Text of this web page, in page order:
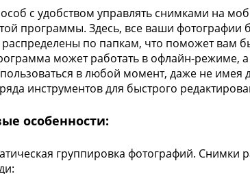
с удобством управлять снимками на
программы. Здесь, все ваши фотографии
по папкам, что поможет вам
может работать в офлайн-режиме,
в любой момент, даже не имея
инструментов для быстрого
особенности:
группировка фотографий. Снимки